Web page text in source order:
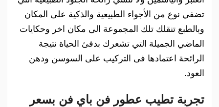
تضفي نوع من الأجواء الطبيعية والذكية على المكان
وبالطبع تنقلك تلك المجموعة الى مكان اخر وحكايات
الماضي الجميلة التي تشعرك بدفئ الحياة نتيجة
الرائحة اعتمادها فى التركيب على السوسن ودهن
العود.
تجربة تطيب عطور فن باي فن بسعر